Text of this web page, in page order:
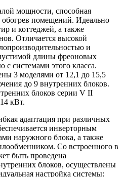
мощности, способная
обогрев помещений. Идеально
и коттеджей, а также
Отличается высокой
и
длины фреоновых
с системами этого класса.
3 моделями от 12,1 до 15,5
до 9 внутренних блоков.
блоков серии V II
кВт.
адаптация при различных
инверторным
наружного блока, а также
Со встроенного в
быть проведена
блоков, осуществлены
настройка системы: